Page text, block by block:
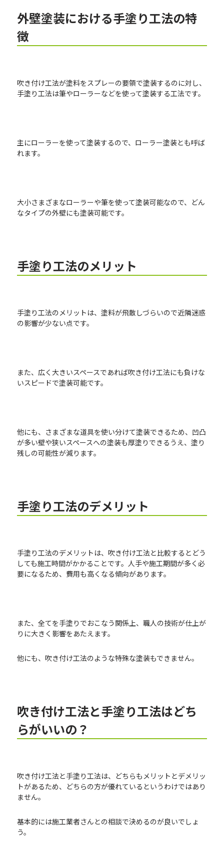
外壁塗装における手塗り工法の特
徴
吹き付け工法が塗料をスプレーの要領で塗装するのに対し、
手塗り工法は筆やローラーなどを使って塗装する工法です。
主にローラーを使って塗装するので、ローラー塗装とも呼ば
れます。
大小さまざまなローラーや筆を使って塗装可能なので、どん
なタイプの外壁にも塗装可能です。
手塗り工法のメリット
手塗り工法のメリットは、塗料が飛散しづらいので近隣迷惑
の影響が少ない点です。
また、広く大きいスペースであれば吹き付け工法にも負けな
いスピードで塗装可能です。
他にも、さまざまな道具を使い分けて塗装できるため、凹凸
が多い壁や狭いスペースへの塗装も厚塗りできるうえ、塗り
残しの可能性が減ります。
手塗り工法のデメリット
手塗り工法のデメリットは、吹き付け工法と比較するとどう
しても施工時間がかかることです。人手や施工期間が多く必
要になるため、費用も高くなる傾向があります。
また、全てを手塗りでおこなう関係上、職人の技術が仕上が
りに大きく影響をあたえます。
他にも、吹き付け工法のような特殊な塗装もできません。
吹き付け工法と手塗り工法はどち
らがいいの？
吹き付け工法と手塗り工法は、どちらもメリットとデメリッ
トがあるため、どちらの方が優れているというわけではあり
ません。
基本的には施工業者さんとの相談で決めるのが良いでしょ
う。